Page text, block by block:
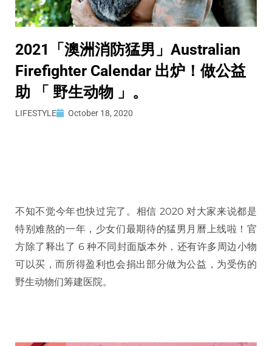
2021「澳洲消防猛男」Australian
Firefighter Calendar 出炉！做公益
助 「 野生动物 」。
LIFESTYLE October 18, 2020
不知不觉今年也快过完了。相信 2020 对大家来说都是
特别难熬的一年，少女们最期待的猛男月曆上线啦！官
方除了释出了 6 种不同封面版本外，还有许多周边小物
可以买，而所得盈利也会捐出部分做为公益，为受伤的
野生动物们筹建医院。